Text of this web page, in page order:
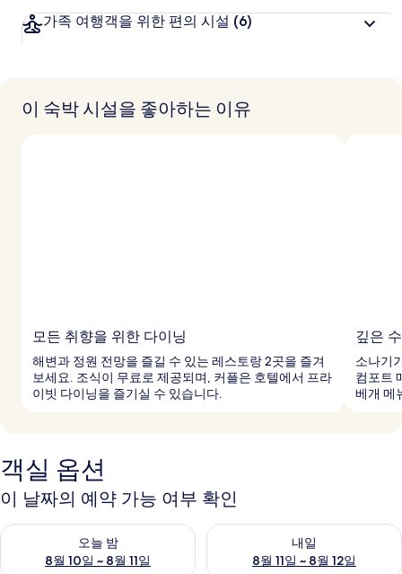
가족 여행객을 위한 편의 시설 (6)
이 숙박 시설을 좋아하는 이유
모든 취향을 위한 다이닝
해변과 정원 전망을 즐길 수 있는 레스토랑 2곳을 즐겨
보세요. 조식이 무료로 제공되며, 커플은 호텔에서 프라
이빗 다이닝을 즐기실 수 있습니다.
깊은
소나기
컴포트
베개 메
객실 옵션
이 날짜의 예약 가능 여부 확인
오늘 밤
8월 10일 ~ 8월 11일
오늘 밤 예약 가능 여부 확인, 8월 10일 ~ 8월 11일
내일
8월 11일 ~ 8월 12일
내일 예약 가능 여부 확인, 8월